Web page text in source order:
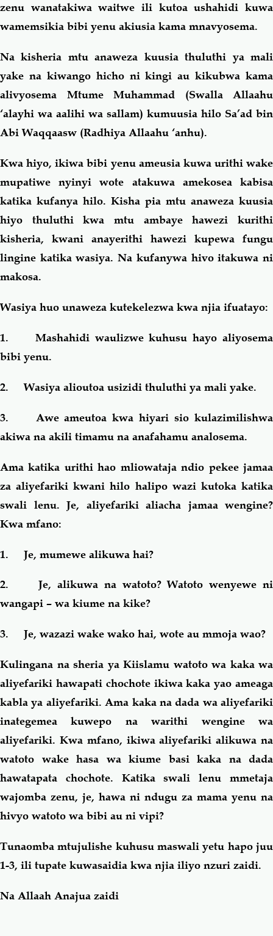
zenu wanatakiwa waitwe ili kutoa ushahidi kuwa
wamemsikia bibi yenu akiusia kama mnavyosema.
Na kisheria mtu anaweza kuusia thuluthi ya mali
yake na kiwango hicho ni kingi au kikubwa kama
alivyosema Mtume Muhammad (Swalla Allaahu
‘alayhi wa aalihi wa sallam) kumuusia hilo Sa’ad bin
Abi Waqqaasw (Radhiya Allaahu ‘anhu).
Kwa hiyo, ikiwa bibi yenu ameusia kuwa urithi wake
mupatiwe nyinyi wote atakuwa amekosea kabisa
katika kufanya hilo. Kisha pia mtu anaweza kuusia
hiyo thuluthi kwa mtu ambaye hawezi kurithi
kisheria, kwani anayerithi hawezi kupewa fungu
lingine katika wasiya. Na kufanywa hivo itakuwa ni
makosa.
Wasiya huo unaweza kutekelezwa kwa njia ifuatayo:
1.
Mashahidi waulizwe kuhusu hayo aliyosema
bibi yenu.
2. Wasiya alioutoa usizidi thuluthi ya mali yake.
3.
Awe ameutoa kwa hiyari sio kulazimilishwa
akiwa na akili timamu na anafahamu analosema.
Ama katika urithi hao mliowataja ndio pekee jamaa
za aliyefariki kwani hilo halipo wazi kutoka katika
swali lenu. Je, aliyefariki aliacha jamaa wengine?
Kwa mfano:
1. Je, mumewe alikuwa hai?
2.
Je, alikuwa na watoto? Watoto wenyewe ni
wangapi – wa kiume na kike?
3. Je, wazazi wake wako hai, wote au mmoja wao?
Kulingana na sheria ya Kiislamu watoto wa kaka wa
aliyefariki hawapati chochote ikiwa kaka yao ameaga
kabla ya aliyefariki. Ama kaka na dada wa aliyefariki
inategemea kuwepo na warithi wengine wa
aliyefariki. Kwa mfano, ikiwa aliyefariki alikuwa na
watoto wake hasa wa kiume basi kaka na dada
hawatapata chochote. Katika swali lenu mmetaja
wajomba zenu, je, hawa ni ndugu za mama yenu na
hivyo watoto wa bibi au ni vipi?
Tunaomba mtujulishe kuhusu maswali yetu hapo juu
1-3, ili tupate kuwasaidia kwa njia iliyo nzuri zaidi.
Na Allaah Anajua zaidi